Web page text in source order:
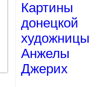
Картины
донецкой
художницы
Анжелы
Джерих